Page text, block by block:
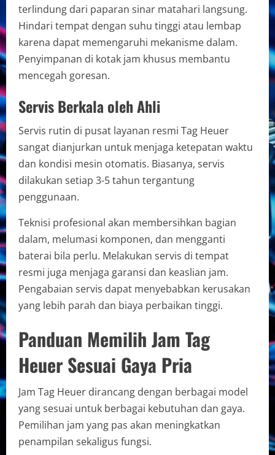
terlindung dari paparan sinar matahari langsung.
Hindari tempat dengan suhu tinggi atau lembap
karena dapat memengaruhi mekanisme dalam.
Penyimpanan di kotak jam khusus membantu
mencegah goresan.
Servis Berkala oleh Ahli
Servis rutin di pusat layanan resmi Tag Heuer
sangat dianjurkan untuk menjaga ketepatan waktu
dan kondisi mesin otomatis. Biasanya, servis
dilakukan setiap 3-5 tahun tergantung
penggunaan.
Teknisi profesional akan membersihkan bagian
dalam, melumasi komponen, dan mengganti
baterai bila perlu. Melakukan servis di tempat
resmi juga menjaga garansi dan keaslian jam.
Pengabaian servis dapat menyebabkan kerusakan
yang lebih parah dan biaya perbaikan tinggi.
Panduan Memilih Jam Tag
Heuer Sesuai Gaya Pria
Jam Tag Heuer dirancang dengan berbagai model
yang sesuai untuk berbagai kebutuhan dan gaya.
Pemilihan jam yang pas akan meningkatkan
penampilan sekaligus fungsi.